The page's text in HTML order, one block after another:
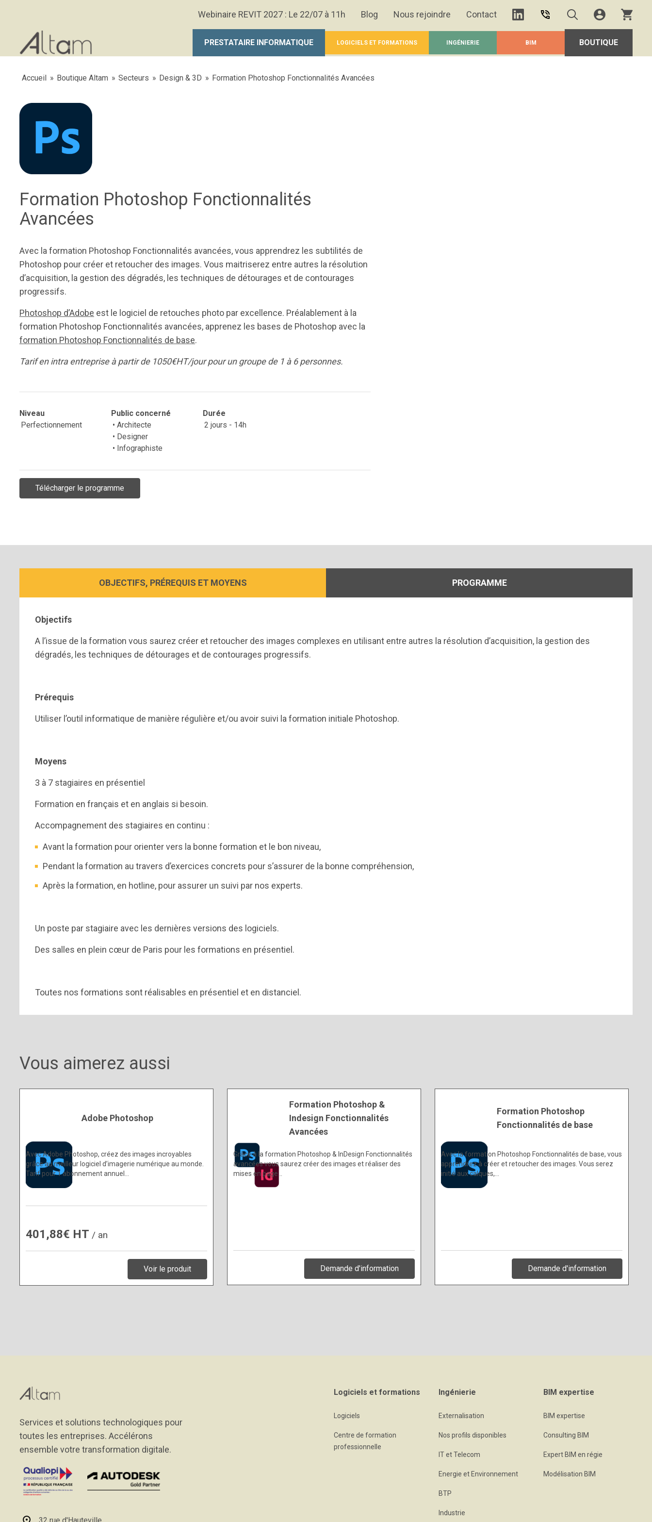
Webinaire REVIT 2027 : Le 22/07 à 11h Blog Nous rejoindre Contact
PRESTATAIRE INFORMATIQUE LOGICIELS ET FORMATIONS INGÉNIERIE BIM BOUTIQUE
Accueil » Boutique Altam » Secteurs » Design & 3D » Formation Photoshop Fonctionnalités Avancées
Formation Photoshop Fonctionnalités
Avancées
Avec la formation Photoshop Fonctionnalités avancées, vous apprendrez les subtilités de
Photoshop pour créer et retoucher des images. Vous maitriserez entre autres la résolution
d’acquisition, la gestion des dégradés, les techniques de détourages et de contourages
progressifs.
Photoshop d’Adobe est le logiciel de retouches photo par excellence. Préalablement à la
formation Photoshop Fonctionnalités avancées, apprenez les bases de Photoshop avec la
formation Photoshop Fonctionnalités de base.
Tarif en intra entreprise à partir de 1050€HT/jour pour un groupe de 1 à 6 personnes.
Niveau
Perfectionnement
Public concerné
• Architecte
• Designer
• Infographiste
Durée
2 jours - 14h
Télécharger le programme
OBJECTIFS, PRÉREQUIS ET MOYENS PROGRAMME
Objectifs
A l’issue de la formation vous saurez créer et retoucher des images complexes en utilisant entre autres la résolution d’acquisition, la gestion des
dégradés, les techniques de détourages et de contourages progressifs.
Prérequis
Utiliser l’outil informatique de manière régulière et/ou avoir suivi la formation initiale Photoshop.
Moyens
3 à 7 stagiaires en présentiel
Formation en français et en anglais si besoin.
Accompagnement des stagiaires en continu :
Avant la formation pour orienter vers la bonne formation et le bon niveau,
Pendant la formation au travers d’exercices concrets pour s’assurer de la bonne compréhension,
Après la formation, en hotline, pour assurer un suivi par nos experts.
Un poste par stagiaire avec les dernières versions des logiciels.
Des salles en plein cœur de Paris pour les formations en présentiel.
Toutes nos formations sont réalisables en présentiel et en distanciel.
Vous aimerez aussi
Adobe Photoshop
Avec Adobe Photoshop, créez des images incroyables
grâce au meilleur logiciel d’imagerie numérique au monde.
Tarif pour 1 abonnement annuel…
401,88€ HT / an
Voir le produit
Formation Photoshop &
Indesign Fonctionnalités
Avancées
Grâce à la formation Photoshop & InDesign Fonctionnalités
avancées vous saurez créer des images et réaliser des
mises en page…
Demande d'information
Formation Photoshop
Fonctionnalités de base
Avec la formation Photoshop Fonctionnalités de base, vous
apprendrez à créer et retoucher des images. Vous serez
initié aux calques,…
Demande d'information
Services et solutions technologiques pour
toutes les entreprises. Accélérons
ensemble votre transformation digitale.
Logiciels et formations
Logiciels
Centre de formation
professionnelle
Ingénierie
Externalisation
Nos profils disponibles
IT et Telecom
Energie et Environnement
BTP
Industrie
BIM expertise
BIM expertise
Consulting BIM
Expert BIM en régie
Modélisation BIM